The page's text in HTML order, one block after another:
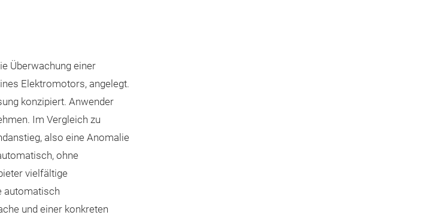
Überwachung einer
Elektromotors, angelegt.
konzipiert. Anwender
Im Vergleich zu
also eine Anomalie
ohne
vielfältige
automatisch
und einer konkreten